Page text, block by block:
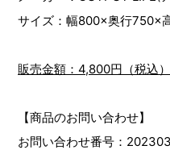
サイズ：幅800×奥行750×
販売金額：4,800円（税込）
【商品のお問い合わせ】
お問い合わせ番号：